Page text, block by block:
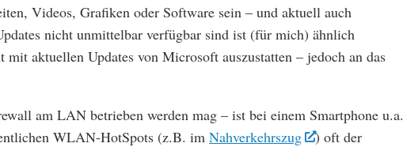
Videos, Grafiken oder Software sein – und aktuell auch
nicht unmittelbar verfügbar sind ist (für mich) ähnlich
aktuellen Updates von Microsoft auszustatten – jedoch an das
am LAN betrieben werden mag – ist bei einem Smartphone u.a.
WLAN-HotSpots (z.B. im Nahverkehrszug
) oft der